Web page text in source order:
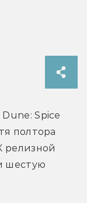
Spice
полтора
релизной
шестую